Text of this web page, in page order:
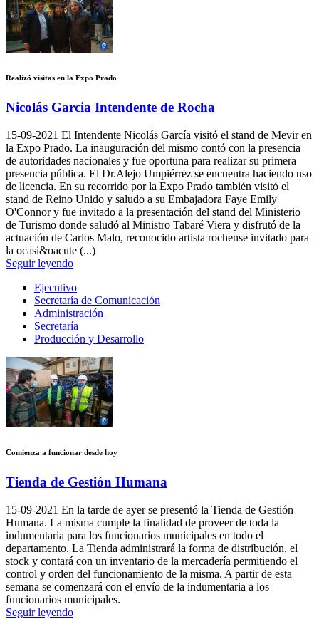
Realizó visitas en la Expo Prado
Nicolás Garcia Intendente de Rocha
15-09-2021 El Intendente Nicolás García visitó el stand de Mevir en
la Expo Prado. La inauguración del mismo contó con la presencia
de autoridades nacionales y fue oportuna para realizar su primera
presencia pública. El Dr.Alejo Umpiérrez se encuentra haciendo uso
de licencia. En su recorrido por la Expo Prado también visitó el
stand de Reino Unido y saludo a su Embajadora Faye Emily
O'Connor y fue invitado a la presentación del stand del Ministerio
de Turismo donde saludó al Ministro Tabaré Viera y disfrutó de la
actuación de Carlos Malo, reconocido artista rochense invitado para
la ocasi&oacute (...)
Seguir leyendo
Ejecutivo
Secretaría de Comunicación
Administración
Secretaría
Producción y Desarrollo
Comienza a funcionar desde hoy
Tienda de Gestión Humana
15-09-2021 En la tarde de ayer se presentó la Tienda de Gestión
Humana. La misma cumple la finalidad de proveer de toda la
indumentaria para los funcionarios municipales en todo el
departamento. La Tienda administrará la forma de distribución, el
stock y contará con un inventario de la mercadería permitiendo el
control y orden del funcionamiento de la misma. A partir de esta
semana se comenzará con el envío de la indumentaria a los
funcionarios municipales.
Seguir leyendo